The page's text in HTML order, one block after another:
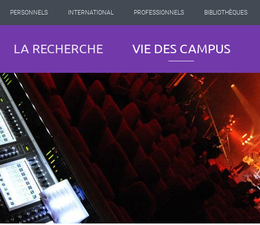
PERSONNELS INTERNATIONAL PROFESSIONNELS BIBLIOTHÈQUES
LA RECHERCHE VIE DES CAMPUS